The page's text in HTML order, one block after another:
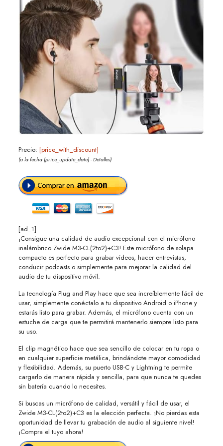
Precio: [price_with_discount]
(a la fecha [price_update_date] -Detalles)
[ad_1]
¡Consigue una calidad de audio excepcional con el micrófono
inalámbrico Zwide M3-CL(2to2)+C3! Este micrófono de solapa
compacto es perfecto para grabar videos, hacer entrevistas,
conducir podcasts o simplemente para mejorar la calidad del
audio de tu dispositivo móvil.
La tecnología Plug and Play hace que sea increíblemente fácil de
usar, simplemente conéctalo a tu dispositivo Android o iPhone y
estarás listo para grabar. Además, el micrófono cuenta con un
estuche de carga que te permitirá mantenerlo siempre listo para
su uso.
El clip magnético hace que sea sencillo de colocar en tu ropa o
en cualquier superficie metálica, brindándote mayor comodidad
y flexibilidad. Además, su puerto USB-C y Lightning te permite
cargarlo de manera rápida y sencilla, para que nunca te quedes
sin batería cuando lo necesites.
Si buscas un micrófono de calidad, versátil y fácil de usar, el
Zwide M3-CL(2to2)+C3 es la elección perfecta. ¡No pierdas esta
oportunidad de llevar tu grabación de audio al siguiente nivel!
¡Compra el tuyo ahora!